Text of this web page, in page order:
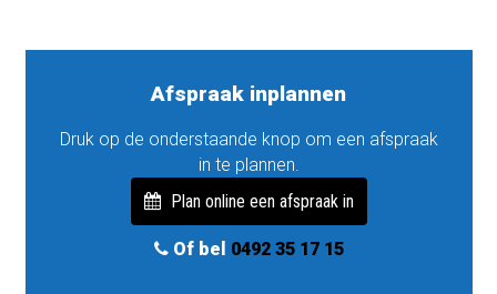
Afspraak inplannen
Druk op de onderstaande knop om een afspraak
in te plannen.
Plan online een afspraak in
Of bel 0492 35 17 15